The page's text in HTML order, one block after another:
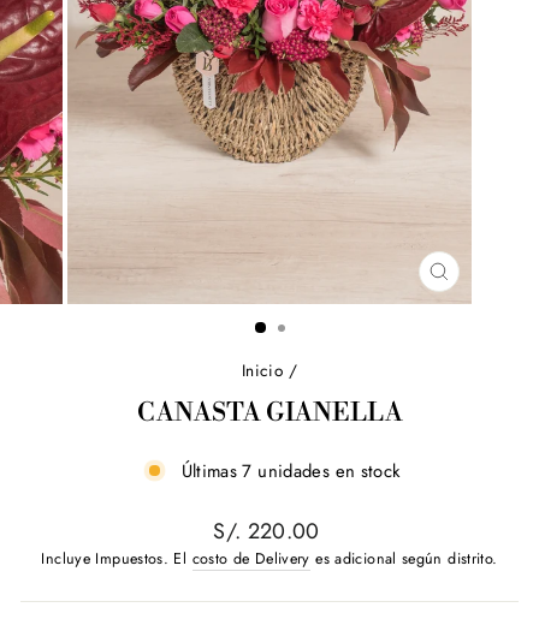
CERRAR
(ESC)
Inicio /
CANASTA GIANELLA
Últimas 7 unidades en stock
Precio
habitual
S/. 220.00
Incluye Impuestos. El costo de Delivery es adicional según distrito.